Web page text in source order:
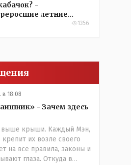
-
летние
зимой
1356
в 18:08
- Зачем здесь
выше крыши. Каждый Мэн,
их возле своего
на все правила, законы и
глаза. Откуда в